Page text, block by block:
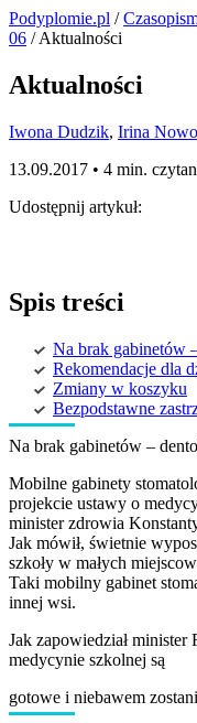
Podyplomie.pl /
06 / Aktualności
Aktualności
Iwona Dudzik, Irina
13.09.2017 • 4 min.
Udostępnij artykuł:
Spis treści
Na brak gabinetów
Rekomendacje dla
Zmiany w koszyku
Bezpodstawne
Na brak gabinetów –
Mobilne gabinety
projekcie ustawy o
minister zdrowia
Jak mówił, świetnie
szkoły w małych
Taki mobilny gabinet
innej wsi.
Jak zapowiedział minister
medycynie szkolnej są
gotowe i niebawem